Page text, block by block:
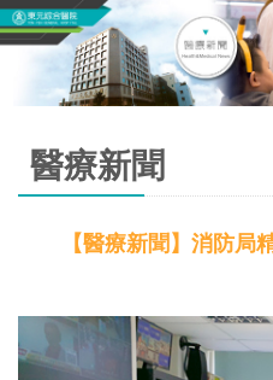
醫療新聞
【醫療新聞】消防局